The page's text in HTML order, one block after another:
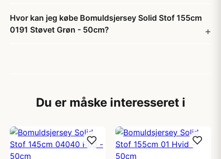
Hvor kan jeg købe Bomuldsjersey Solid Stof 155cm
0191 Støvet Grøn - 50cm?
Du er måske interesseret i